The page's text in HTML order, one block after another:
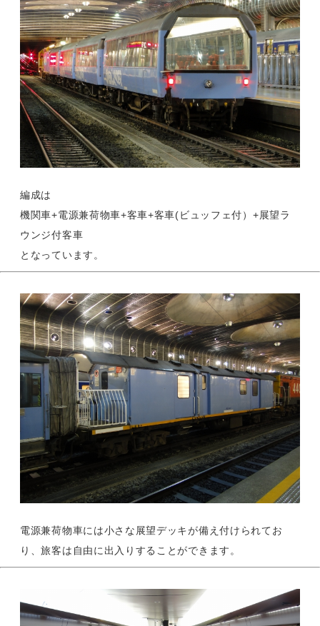
編成は
機関車+電源兼荷物車+客車+客車(ビュッフェ付）+展望ラ
ウンジ付客車
となっています。
電源兼荷物車には小さな展望デッキが備え付けられてお
り、旅客は自由に出入りすることができます。